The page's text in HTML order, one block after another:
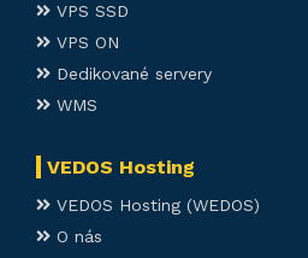
VPS SSD
VPS ON
Dedikované servery
WMS
VEDOS Hosting
VEDOS Hosting (WEDOS)
O nás